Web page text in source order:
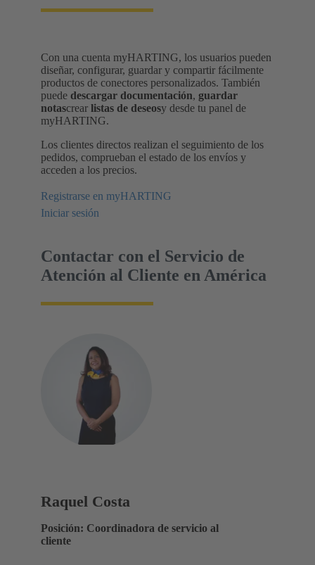
Con una cuenta myHARTING, los usuarios pueden
diseñar, configurar, guardar y compartir fácilmente
productos de conectores personalizados. También
puede descargar documentación, guardar
notascrear listas de deseosy desde tu panel de
myHARTING.
Los clientes directos realizan el seguimiento de los
pedidos, comprueban el estado de los envíos y
acceden a los precios.
Registrarse en myHARTING
Iniciar sesión
Contactar con el Servicio de
Atención al Cliente en América
Raquel Costa
Posición: Coordinadora de servicio al
cliente